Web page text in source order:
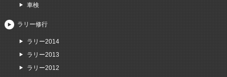
車検
ラリー修行
ラリー2014
ラリー2013
ラリー2012